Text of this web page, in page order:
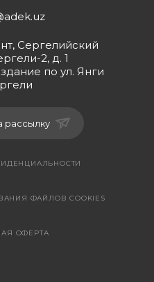
Сергелийский
2, д. 1
по ул. Янги
рассылку
ФАЙЛОВ COOKIES
ОФЕРТА